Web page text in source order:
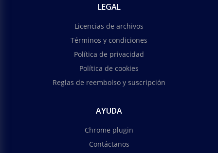
LEGAL
Licencias de archivos
Términos y condiciones
Política de privacidad
Política de cookies
Reglas de reembolso y suscripción
AYUDA
Chrome plugin
Contáctanos